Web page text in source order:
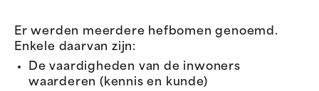
Er werden meerdere hefbomen genoemd.
Enkele daarvan zijn:
De vaardigheden van de inwoners
waarderen (kennis en kunde)